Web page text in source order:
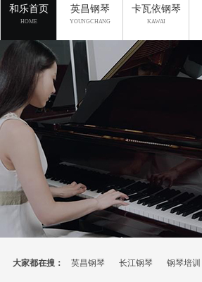
和乐首页
HOME
英昌钢琴
YOUNGCHANG
卡瓦依钢琴
KAWAI
大家都在搜： 英昌钢琴 长江钢琴 钢琴培训